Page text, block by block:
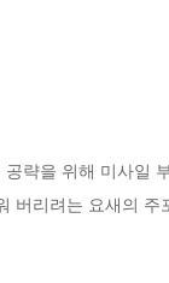
공략을 위해 미사일
버리려는 요새의